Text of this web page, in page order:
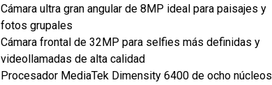
Cámara ultra gran angular de 8MP ideal para paisajes y
fotos grupales
Cámara frontal de 32MP para selfies más definidas y
videollamadas de alta calidad
Procesador MediaTek Dimensity 6400 de ocho núcleos